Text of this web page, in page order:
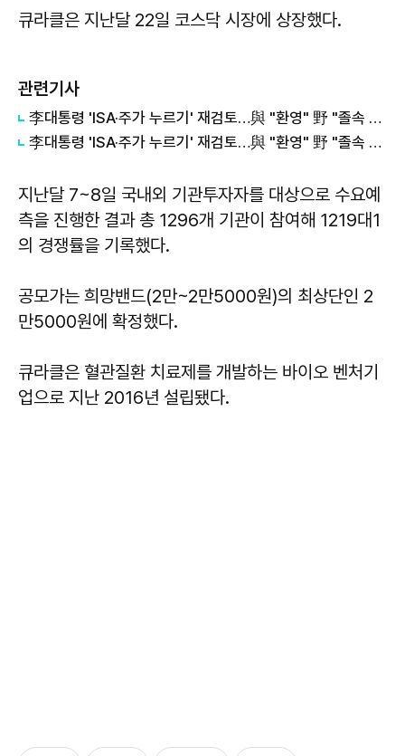
큐라클은 지난달 22일 코스닥 시장에 상장했다.
관련기사
李대통령 'ISA·주가 누르기' 재검토…與 "환영" 野 "졸속 국정" 外
李대통령 'ISA·주가 누르기' 재검토…與 "환영" 野 "졸속 국정"
지난달 7~8일 국내외 기관투자자를 대상으로 수요예
측을 진행한 결과 총 1296개 기관이 참여해 1219대1
의 경쟁률을 기록했다.
공모가는 희망밴드(2만~2만5000원)의 최상단인 2
만5000원에 확정했다.
큐라클은 혈관질환 치료제를 개발하는 바이오 벤처기
업으로 지난 2016년 설립됐다.